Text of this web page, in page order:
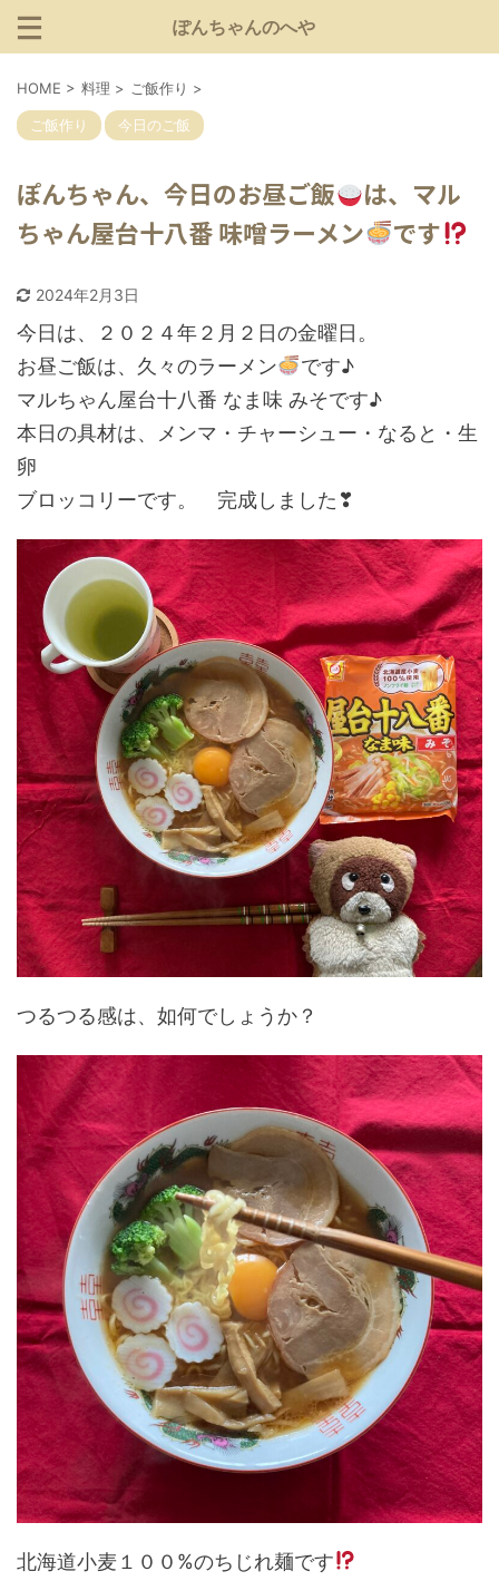
ぽんちゃんのへや
HOME > 料理 > ご飯作り >
ご飯作り 今日のご飯
ぽんちゃん、今日のお昼ご飯
は、マル
ちゃん屋台十八番 味噌ラーメン
です
2024年2月3日
今日は、２０２４年２月２日の金曜日。
お昼ご飯は、久々のラーメン
です♪
マルちゃん屋台十八番 なま味 みそです♪
本日の具材は、メンマ・チャーシュー・なると・生
卵
ブロッコリーです。 完成しました❣
つるつる感は、如何でしょうか？
北海道小麦１００%のちじれ麺です